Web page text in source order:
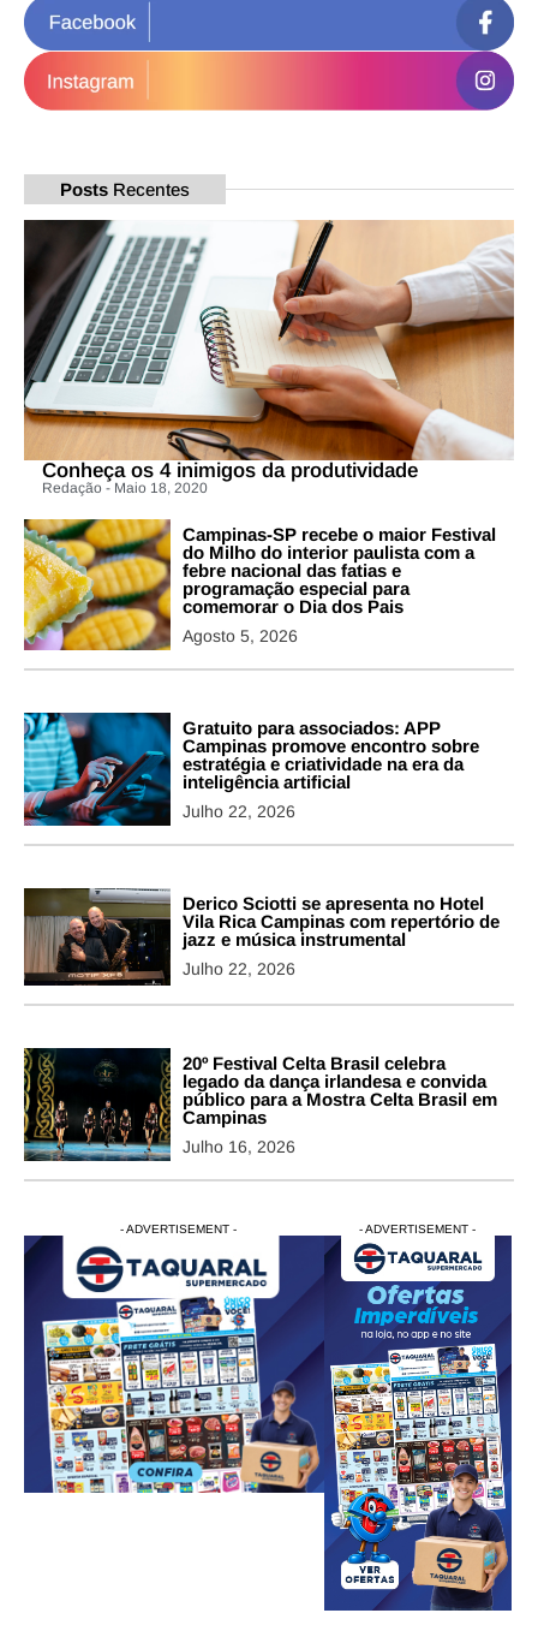
Posts Recentes
Conheça os 4 inimigos da produtividade
Redação - Maio 18, 2020
Campinas-SP recebe o maior Festival
do Milho do interior paulista com a
febre nacional das fatias e
programação especial para
comemorar o Dia dos Pais
Agosto 5, 2026
Gratuito para associados: APP
Campinas promove encontro sobre
estratégia e criatividade na era da
inteligência artificial
Julho 22, 2026
Derico Sciotti se apresenta no Hotel
Vila Rica Campinas com repertório de
jazz e música instrumental
Julho 22, 2026
20º Festival Celta Brasil celebra
legado da dança irlandesa e convida
público para a Mostra Celta Brasil em
Campinas
Julho 16, 2026
- ADVERTISEMENT - -
- ADVERTISEMENT - - ADVERTISEMENT -